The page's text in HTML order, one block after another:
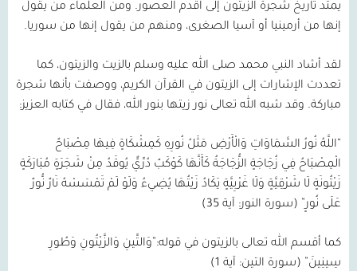
يمتد تاريخ شجرة الزيتون إلى أقدم العصور. ومن العلماء من يقول
إنها من أرمينيا أو آسيا الصغرى، ومنهم من يقول إنها من سوريا.
لقد أشاد النبي محمد صلى الله عليه وسلم بالزيت والزيتون، كما
تعددت الإشارات إلى الزيتون في القرآن الكريم، ووصفت بأنها شجرة
مباركة. وقد شبه الله تعالى نور زيتها بنور الله، فقال في كتابه العزيز:
“اللَّهُ نُورُ السَّمَاوَاتِ وَالْأَرْضِ مَثَلُ نُورِهِ كَمِشْكَاةٍ فِيهَا مِصْبَاحٌ
الْمِصْبَاحُ فِي زُجَاجَةٍ الزُّجَاجَةُ كَأَنَّهَا كَوْكَبٌ دُرِّيٌّ يُوقَدُ مِنْ شَجَرَةٍ مُبَارَكَةٍ
زَيْتُونَةٍ لَا شَرْقِيَّةٍ وَلَا غَرْبِيَّةٍ يَكَادُ زَيْتُهَا يُضِيءُ وَلَوْ لَمْ تَمْسَسْهُ نَارٌ نُّورٌ
عَلَى نُورٍ” (سورة النور: آية 35)
كما أقسم الله تعالى بالزيتون في قوله:”وَالتِّينِ وَالزَّيْتُونِ وَطُورِ
سِينِينَ” (سورة التين: آية 1)